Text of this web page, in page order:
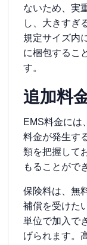
ないため、実
し、大きすぎ
規定サイズ内
に梱包するこ
す。
追加料
EMS料金には
料金が発生す
類を把握して
もることがで
保険料は、無
補償を受けた
単位で加入で
げられます。